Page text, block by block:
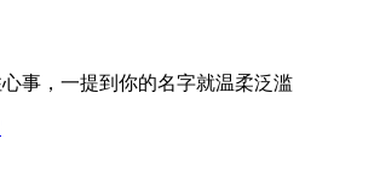
事，一提到你的名字就温柔泛滥